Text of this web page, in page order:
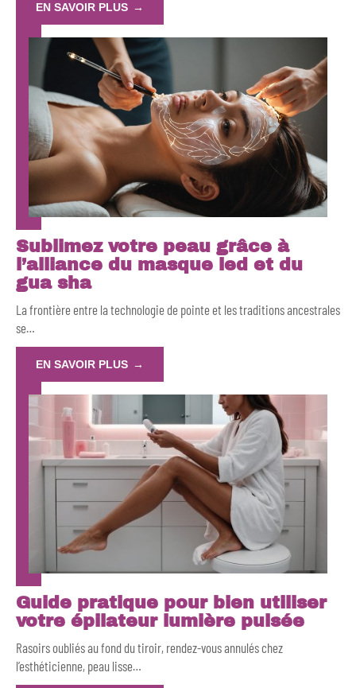
EN SAVOIR PLUS
Sublimez votre peau grâce à
l’alliance du masque led et du
gua sha
La frontière entre la technologie de pointe et les traditions ancestrales
se…
EN SAVOIR PLUS
Guide pratique pour bien utiliser
votre épilateur lumière pulsée
Rasoirs oubliés au fond du tiroir, rendez-vous annulés chez
l’esthéticienne, peau lisse…